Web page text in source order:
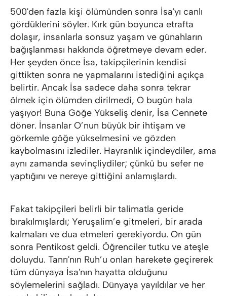
500'den fazla kişi ölümünden sonra İsa'yı canlı
gördüklerini söyler. Kırk gün boyunca etrafta
dolaşır, insanlarla sonsuz yaşam ve günahların
bağışlanması hakkında öğretmeye devam eder.
Her şeyden önce İsa, takipçilerinin kendisi
gittikten sonra ne yapmalarını istediğini açıkça
belirtir. Ancak İsa sadece daha sonra tekrar
ölmek için ölümden dirilmedi, O bugün hala
yaşıyor! Buna Göğe Yükseliş denir, İsa Cennete
döner. İnsanlar O’nun büyük bir ihtişam ve
görkemle göğe yükselmesini ve gözden
kaybolmasını izlediler. Hayranlık içindeydiler, ama
aynı zamanda sevinçliydiler; çünkü bu sefer ne
yaptığını ve nereye gittiğini anlamışlardı.
Fakat takipçileri belirli bir talimatla geride
bırakılmışlardı; Yeruşalim’e gitmeleri, bir arada
kalmaları ve dua etmeleri gerekiyordu. On gün
sonra Pentikost geldi. Öğrenciler tutku ve ateşle
doluydu. Tanrı'nın Ruh’u onları harekete geçirerek
tüm dünyaya İsa'nın hayatta olduğunu
söylemelerini sağladı. Dünyaya yayıldılar ve her